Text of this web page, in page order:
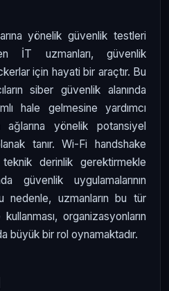
yönelik güvenlik testleri
İT uzmanları, güvenlik
için hayati bir araçtır. Bu
siber güvenlik alanında
hale gelmesine yardımcı
ağlarına yönelik potansiyel
tanır. Wi-Fi handshake
derinlik gerektirmekle
güvenlik uygulamalarının
nedenle, uzmanların bu tür
organizasyonların
büyük bir rol oynamaktadır.